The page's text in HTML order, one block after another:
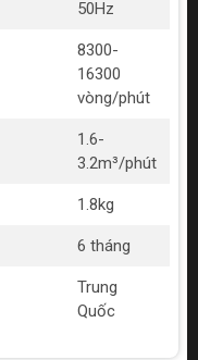
50Hz
8300-
16300
vòng/phút
1.6-
3.2m³/phút
1.8kg
6 tháng
Trung
Quốc